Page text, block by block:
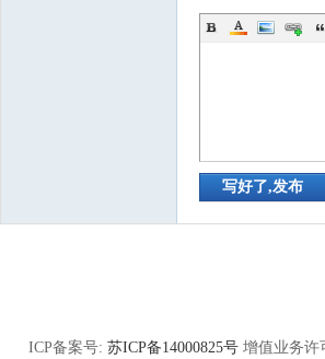
写好了,发布
ICP备案号: 苏ICP备14000825号 增值业务许